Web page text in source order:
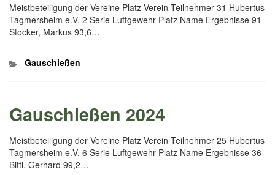
Meistbeteiligung der Vereine Platz Verein Teilnehmer 31 Hubertus
Tagmersheim e.V. 2 Serie Luftgewehr Platz Name Ergebnisse 91
Stocker, Markus 93,6…
Kategorien
Gauschießen
Gauschießen 2024
Meistbeteiligung der Vereine Platz Verein Teilnehmer 25 Hubertus
Tagmersheim e.V. 6 Serie Luftgewehr Platz Name Ergebnisse 36
Bittl, Gerhard 99,2…